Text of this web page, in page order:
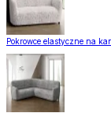
Pokrowce elastyczne na